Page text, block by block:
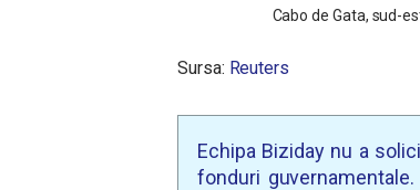
Cabo de Gata, sud-
Sursa: Reuters
Echipa Biziday nu a
fonduri